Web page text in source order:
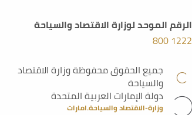
الرقم الموحد لوزارة الاقتصاد والسياحة
800 1222
جميع الحقوق محفوظة وزارة الاقتصاد
والسياحة
دولة الإمارات العربية المتحدة
وزارة-الاقتصاد والسياحة.امارات